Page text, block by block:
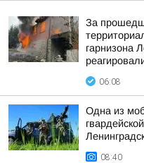
За
гарнизона
06:08
Одна из
08:40